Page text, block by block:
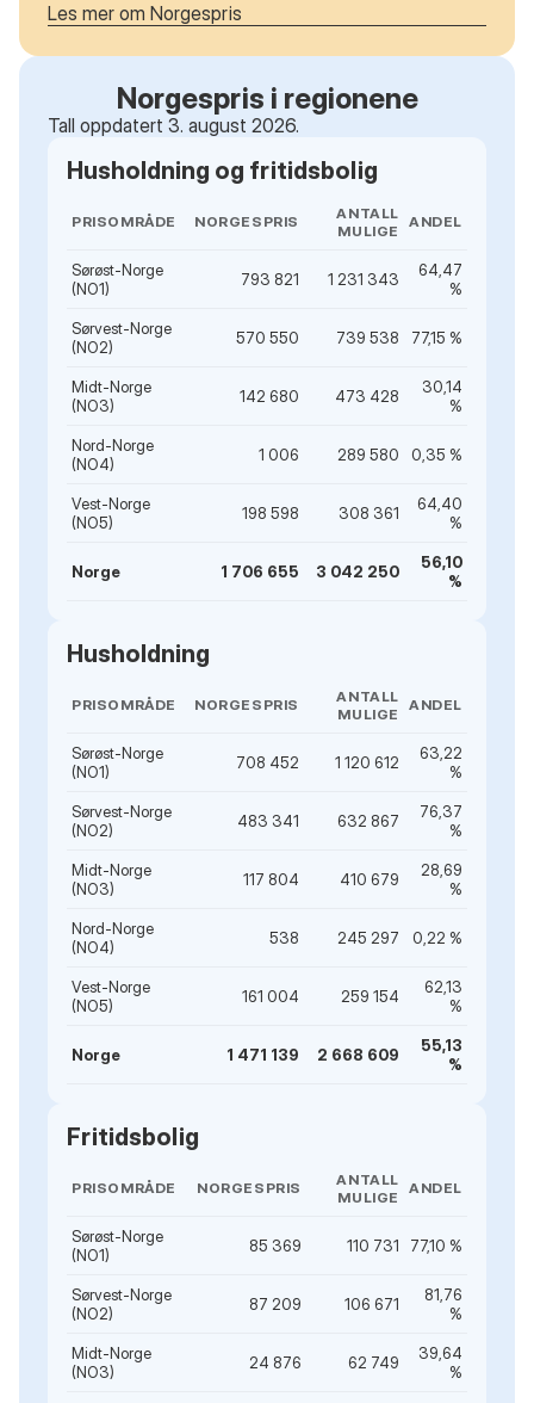
Les mer om Norgespris
Norgespris i regionene
Tall oppdatert 3. august 2026.
Husholdning og fritidsbolig
PRISOMRÅDE NORGESPRIS
ANTALL
MULIGE
ANDEL
Sørøst-Norge
(NO1)
793 821 1 231 343
64,47
%
Sørvest-Norge
(NO2)
570 550 739 538 77,15 %
Midt-Norge
(NO3)
142 680 473 428
30,14
%
Nord-Norge
(NO4)
1 006 289 580 0,35 %
Vest-Norge
(NO5)
198 598 308 361
64,40
%
Norge 1 706 655 3 042 250
56,10
%
Husholdning
PRISOMRÅDE NORGESPRIS
ANTALL
MULIGE
ANDEL
Sørøst-Norge
(NO1)
708 452 1 120 612
63,22
%
Sørvest-Norge
(NO2)
483 341 632 867
76,37
%
Midt-Norge
(NO3)
117 804 410 679
28,69
%
Nord-Norge
(NO4)
538 245 297 0,22 %
Vest-Norge
(NO5)
161 004 259 154
62,13
%
Norge 1 471 139 2 668 609
55,13
%
Fritidsbolig
PRISOMRÅDE NORGESPRIS
ANTALL
MULIGE
ANDEL
Sørøst-Norge
(NO1)
85 369 110 731 77,10 %
Sørvest-Norge
(NO2)
87 209 106 671
81,76
%
Midt-Norge
(NO3)
24 876 62 749
39,64
%